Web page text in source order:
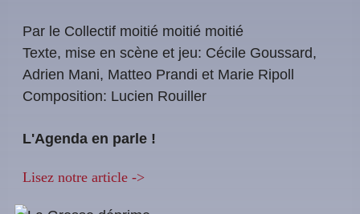
Par le Collectif moitié moitié moitié
Texte, mise en scène et jeu: Cécile Goussard,
Adrien Mani, Matteo Prandi et Marie Ripoll
Composition: Lucien Rouiller
L'Agenda en parle !
Lisez notre article ->